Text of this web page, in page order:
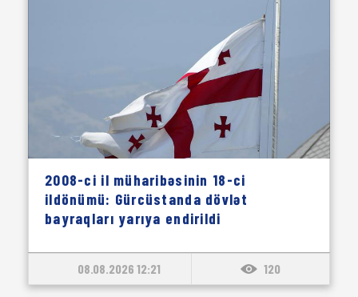
2008-ci il müharibəsinin 18-ci
ildönümü: Gürcüstanda dövlət
bayraqları yarıya endirildi
08.08.2026 12:21 120